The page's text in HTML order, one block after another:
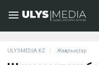
ULYSMEDIA.KZ Жаңалықтар